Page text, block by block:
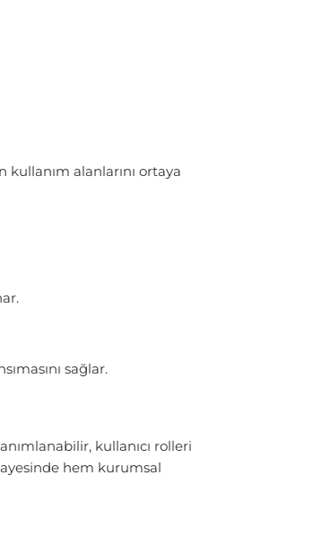
alanlarını ortaya
sağlar.
kullanıcı rolleri
hem kurumsal